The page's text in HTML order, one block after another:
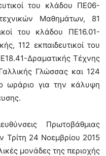
του κλάδου ΠΕ06-
Μαθημάτων, 81
του κλάδου ΠΕ16.01-
112 εκπαιδευτικοί του
Δραματικής Τέχνης
Γλώσσας και 124
ωράριο για την κάλυψη
Πρωτοβάθμιας
Τρίτη 24 Νοεμβρίου 2015
μονάδες της περιοχής